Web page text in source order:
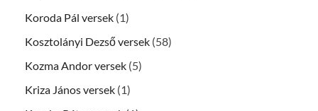
Koroda Pál versek (1)
Kosztolányi Dezső versek (58)
Kozma Andor versek (5)
Kriza János versek (1)